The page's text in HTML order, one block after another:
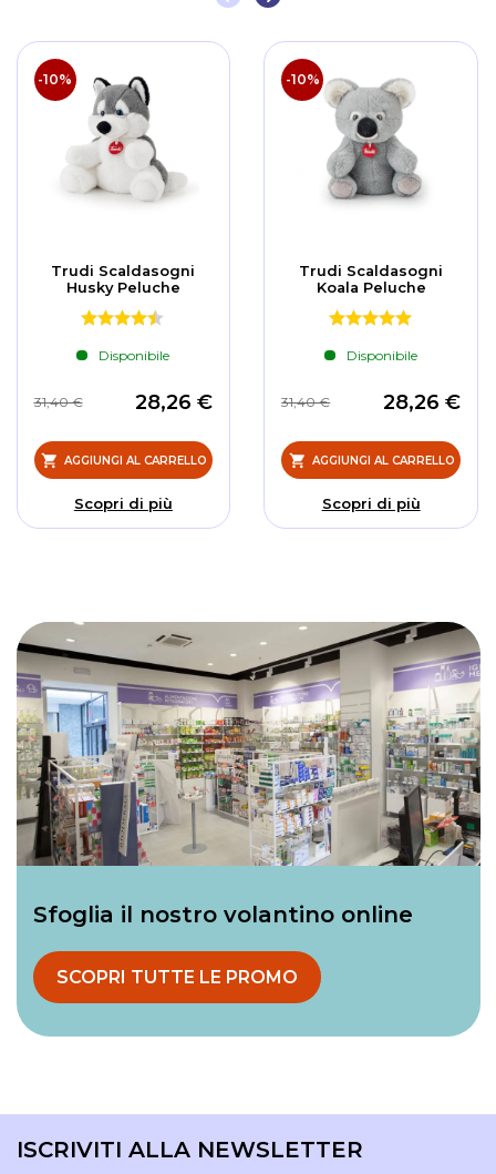
-10%
Trudi Scaldasogni
Husky Peluche
Disponibile
28,26 €
31,40 €
AGGIUNGI AL CARRELLO
Scopri di più
-10%
Trudi Scaldasogni
Koala Peluche
Disponibile
28,26 €
31,40 €
AGGIUNGI AL CARRELLO
Scopri di più
Sfoglia il nostro volantino online
SCOPRI TUTTE LE PROMO
ISCRIVITI ALLA NEWSLETTER